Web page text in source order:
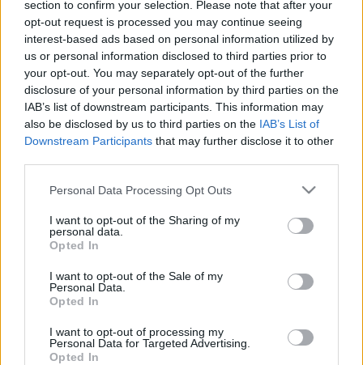
section to confirm your selection. Please note that after your
opt-out request is processed you may continue seeing
interest-based ads based on personal information utilized by
us or personal information disclosed to third parties prior to
your opt-out. You may separately opt-out of the further
disclosure of your personal information by third parties on the
IAB’s list of downstream participants. This information may
also be disclosed by us to third parties on the IAB’s List of
Downstream Participants that may further disclose it to other
Please note that this website/app uses one or more Google
not limited to your visit or usage behaviour. You may click to
grant or deny consent to Google and its third-party tags to
use your data for below specified purposes in below Google
consent section.
Personal Data Processing Opt Outs
I want to opt-out of the Sharing of my
personal data.
Opted In
I want to opt-out of the Sale of my
Personal Data.
Opted In
I want to opt-out of processing my
Personal Data for Targeted Advertising.
Opted In
Kovács Zoltánkiemelte, hogy a pályázat idén is két
komponensű: a kiírás egyik része a roma
képzőművészet és irodalom támogatására szolgál,
emellett kulturális események megvalósítására is
lehet pályázni.
Az államtitkár beszélt arról is, hogy a tavalyi
felhívásra 251 pályázat érkezett, ezek közül 142
"A tavaly díjazott projektek közül sok még jelenleg is
zajlik vagy a közeljövőben kerül megrendezésre,
azonban előzetes számítások alapján elmondható,
hogy nagyjából 25 ezer főt sikerült megmozgatni a
programokkal, amelyekből csaknem 10 ezer
gyermek" - hangsúlyoztaKovács Zoltán.